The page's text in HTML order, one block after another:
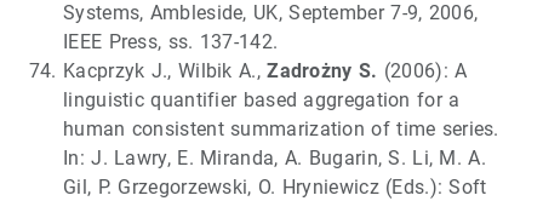
Systems, Ambleside, UK, September 7-9, 2006,
IEEE Press, ss. 137-142.
Kacprzyk J., Wilbik A.,Zadrożny S. (2006): A
linguistic quantifier based aggregation for a
human consistent summarization of time series.
In: J. Lawry, E. Miranda, A. Bugarin, S. Li, M. A.
Gil, P. Grzegorzewski, O. Hryniewicz (Eds.): Soft